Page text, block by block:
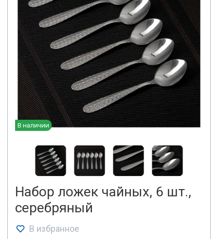
В наличии
Набор ложек чайных, 6 шт.,
серебряный
В избранное